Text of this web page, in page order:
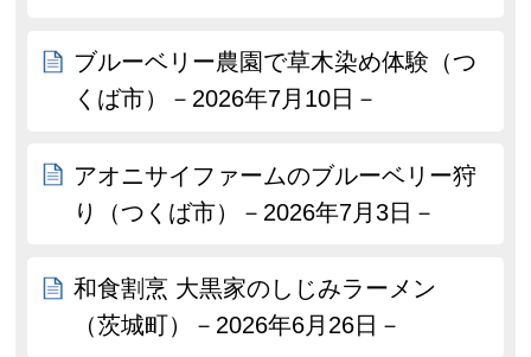
ブルーベリー農園で草木染め体験（つ
くば市）－2026年7月10日－
アオニサイファームのブルーベリー狩
り（つくば市）－2026年7月3日－
和食割烹 大黒家のしじみラーメン
（茨城町）－2026年6月26日－